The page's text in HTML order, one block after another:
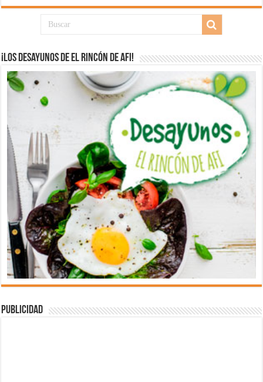
¡Los desayunos de El Rincón de Afi!
Publicidad